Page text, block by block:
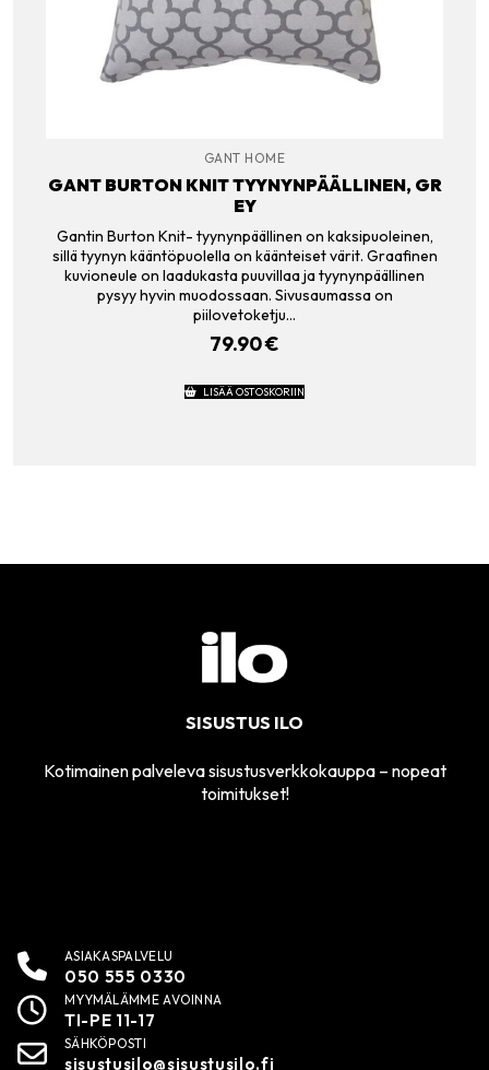
GANT HOME
GANT BURTON KNIT TYYNYNPÄÄLLINEN, GR
EY
Gantin Burton Knit- tyynynpäällinen on kaksipuoleinen,
sillä tyynyn kääntöpuolella on käänteiset värit. Graafinen
kuvioneule on laadukasta puuvillaa ja tyynynpäällinen
pysyy hyvin muodossaan. Sivusaumassa on
piilovetoketju…
79.90€
LISÄÄ OSTOSKORIIN
SISUSTUS ILO
Kotimainen palveleva sisustusverkkokauppa – nopeat
toimitukset!
ASIAKASPALVELU
050 555 0330
MYYMÄLÄMME AVOINNA
TI-PE 11-17
SÄHKÖPOSTI
sisustusilo@sisustusilo.fi